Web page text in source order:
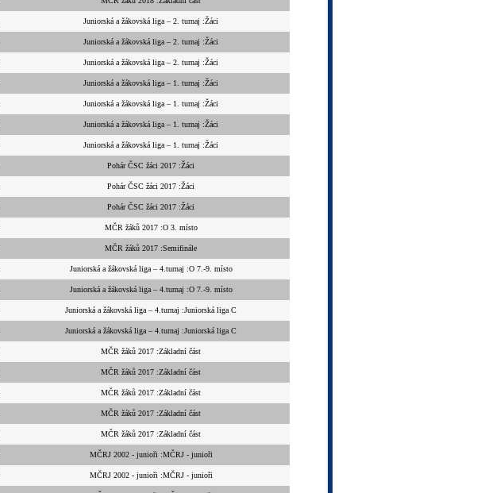
Juniorská a žákovská liga – 2. turnaj :Žáci
Juniorská a žákovská liga – 2. turnaj :Žáci
Juniorská a žákovská liga – 2. turnaj :Žáci
Juniorská a žákovská liga – 1. turnaj :Žáci
Juniorská a žákovská liga – 1. turnaj :Žáci
Juniorská a žákovská liga – 1. turnaj :Žáci
Juniorská a žákovská liga – 1. turnaj :Žáci
Pohár ČSC žáci 2017 :Žáci
Pohár ČSC žáci 2017 :Žáci
Pohár ČSC žáci 2017 :Žáci
MČR žáků 2017 :O 3. místo
MČR žáků 2017 :Semifinále
Juniorská a žákovská liga – 4.turnaj :O 7.-9. místo
Juniorská a žákovská liga – 4.turnaj :O 7.-9. místo
Juniorská a žákovská liga – 4.turnaj :Juniorská liga C
Juniorská a žákovská liga – 4.turnaj :Juniorská liga C
MČR žáků 2017 :Základní část
MČR žáků 2017 :Základní část
MČR žáků 2017 :Základní část
MČR žáků 2017 :Základní část
MČR žáků 2017 :Základní část
MČRJ 2002 - junioři :MČRJ - junioři
MČRJ 2002 - junioři :MČRJ - junioři